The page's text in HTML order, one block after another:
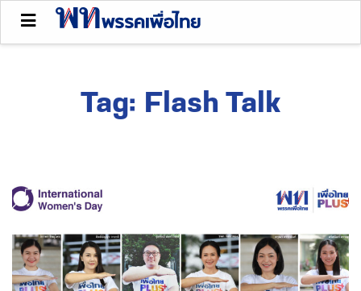
Tag: Flash Talk